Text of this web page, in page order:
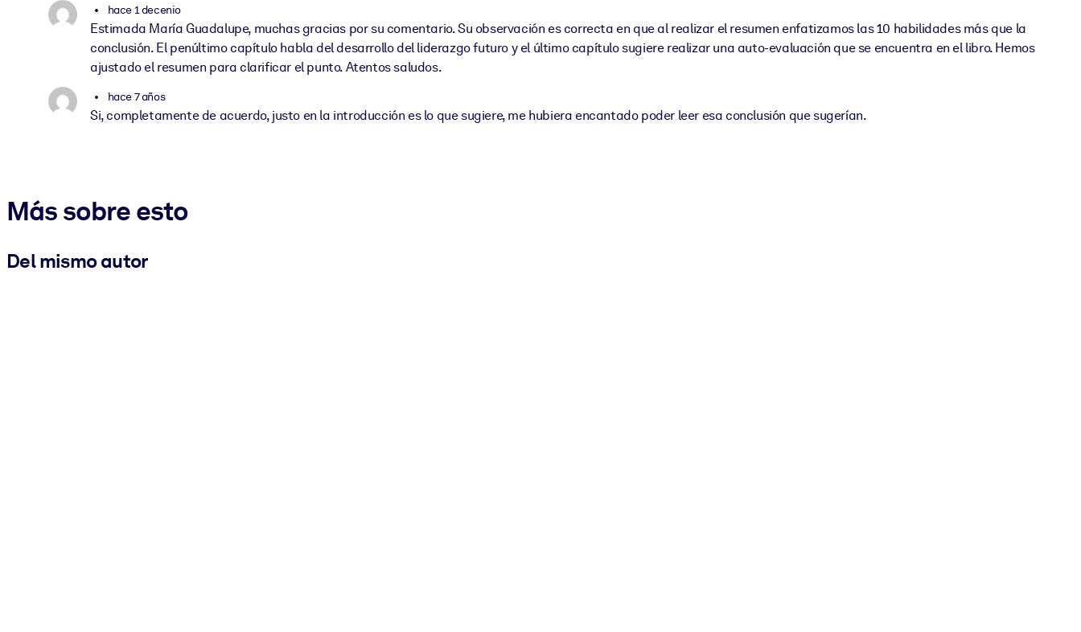
hace 1 decenio
Estimada María Guadalupe, muchas gracias por su comentario. Su observación es correcta en que al realizar el resumen enfatizamos las 10 habilidades más que la
conclusión. El penúltimo capítulo habla del desarrollo del liderazgo futuro y el último capítulo sugiere realizar una auto-evaluación que se encuentra en el libro. Hemos
ajustado el resumen para clarificar el punto. Atentos saludos.
hace 7 años
Si, completamente de acuerdo, justo en la introducción es lo que sugiere, me hubiera encantado poder leer esa conclusión que sugerían.
Más sobre esto
Del mismo autor